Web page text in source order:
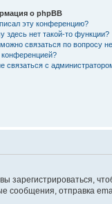
о phpBB
эту конференцию?
здесь нет такой-то функции?
связаться по вопросу
конференцией?
связаться с
зарегистрироваться,
отправка